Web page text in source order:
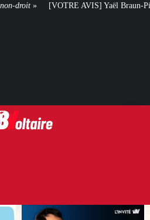
Pivet doit-elle renoncer à son projet